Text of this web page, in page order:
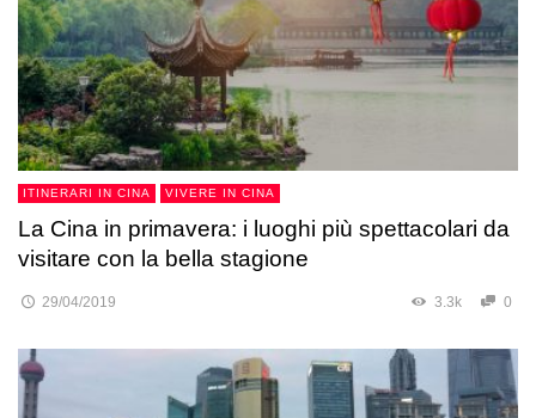
ITINERARI IN CINA VIVERE IN CINA
La Cina in primavera: i luoghi più spettacolari da
visitare con la bella stagione
29/04/2019 3.3k 0